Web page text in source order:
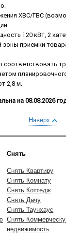
ХВС/ГВС
120 кВт, 2
зоны приемки
2,8 м.
на 08.08.2026
Наверх
Снять
Снять Квартиру
Снять Комнату
Снять Коттедж
Снять Дачу
Снять Таунхаус
Снять
недвижимость